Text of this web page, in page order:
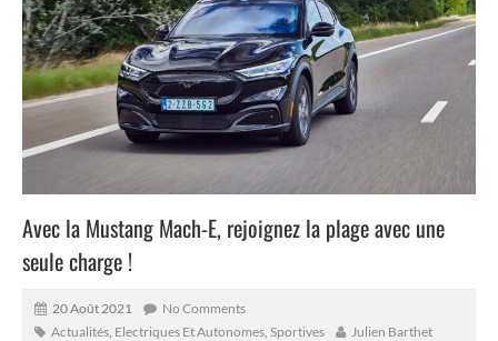
Avec la Mustang Mach-E, rejoignez la plage avec une
seule charge !
20 Août 2021
No Comments
Actualités Electriques Et Autonomes Sportives Julien Barthet